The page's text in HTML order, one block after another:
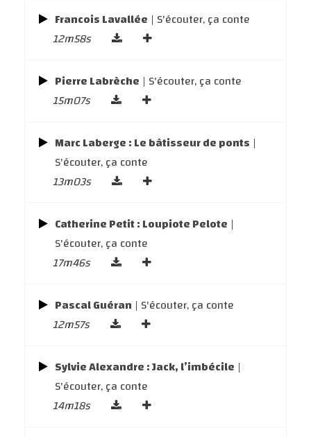
Francois Lavallée | S'écouter, ça conte
12m58s
Pierre Labrèche | S'écouter, ça conte
15m07s
Marc Laberge : Le bâtisseur de ponts |
S'écouter, ça conte
13m03s
Catherine Petit : Loupiote Pelote |
S'écouter, ça conte
17m46s
Pascal Guéran | S'écouter, ça conte
12m57s
Sylvie Alexandre : Jack, l’imbécile |
S'écouter, ça conte
14m18s